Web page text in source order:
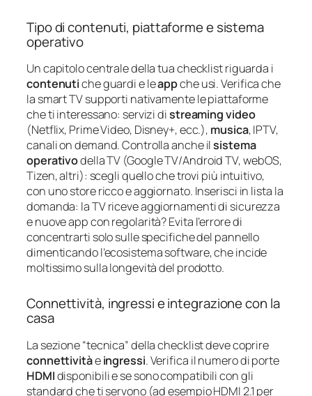
Tipo di contenuti, piattaforme e sistema
operativo
Un capitolo centrale della tua checklist riguarda i
contenutiche guardi e leappche usi. Verifica che
la smart TV supporti nativamente le piattaforme
che ti interessano: servizi distreaming video
(Netflix, Prime Video, Disney+, ecc.), musica, IPTV,
canali on demand. Controlla anche ilsistema
operativodella TV (Google TV/Android TV, webOS,
Tizen, altri): scegli quello che trovi più intuitivo,
con uno store ricco e aggiornato. Inserisci in lista la
domanda: la TV riceve aggiornamenti di sicurezza
e nuove app con regolarità? Evita l’errore di
concentrarti solo sulle specifiche del pannello
dimenticando l’ecosistema software, che incide
moltissimo sulla longevità del prodotto.
Connettività, ingressi e integrazione con la
casa
La sezione “tecnica” della checklist deve coprire
connettivitàeingressi. Verifica il numero di porte
HDMIdisponibili e se sono compatibili con gli
standard che ti servono (ad esempio HDMI 2.1 per